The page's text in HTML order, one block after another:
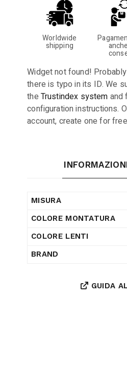
Worldwide
shipping
Widget not found!
there is typo in its ID. We
the Trustindex system and
configuration instructions.
account, create one for
MISURA
COLORE MONTATURA
COLORE LENTI
BRAND
GUIDA